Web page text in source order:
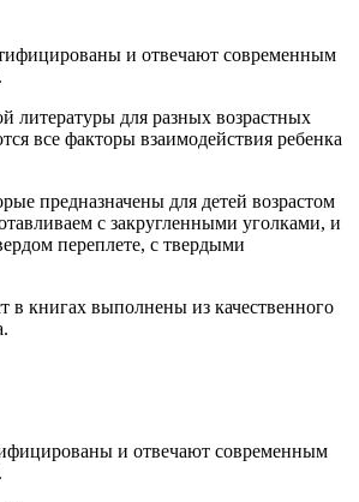
и отвечают современным
литературы для разных возрастных
все факторы взаимодействия ребенка
предназначены для детей возрастом
с закругленными уголками, и
переплете, с твердыми
в книгах выполнены из качественного
и отвечают современным